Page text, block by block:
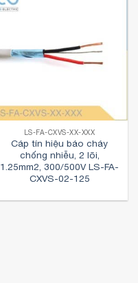
LS-FA-CXVS-XX-XXX
Cáp tín hiệu báo cháy
chống nhiễu, 2 lõi,
1.25mm2, 300/500V LS-FA-
CXVS-02-125